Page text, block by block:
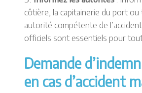
côtière, la capitainerie du port
autorité compétente de
officiels sont essentiels pour
Demande
en cas d’accident